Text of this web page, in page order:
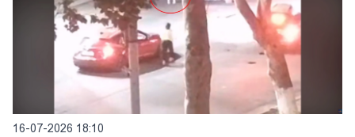
16-07-2026 18:10